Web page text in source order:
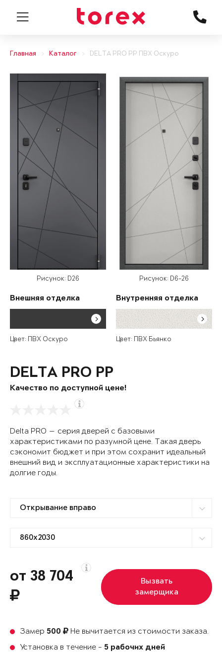
Главная Каталог DELTA PRO PP ПВХ Оскуро
Рисунок: D26
Внешняя отделка
Цвет: ПВХ Оскуро
Рисунок: D6-26
Внутренняя отделка
Цвет: ПВХ Бьянко
DELTA PRO PP
Качество по доступной цене!
Delta PRO — серия дверей с базовыми
характеристиками по разумной цене. Такая дверь
сэкономит бюджет и при этом сохранит идеальный
внешний вид и эксплуатационные характеристики на
долгие годы.
от 38 704
Вызвать
замерщика
Замер 500
Не вычитается из стоимости заказа.
Установка в течение - 5 рабочих дней